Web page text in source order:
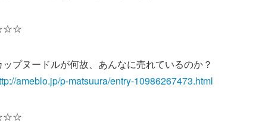
ップヌードルが何故、あんなに売れているのか？
ameblo.jp/p-matsuura/entry-10986267473.html